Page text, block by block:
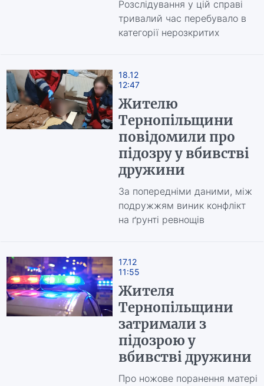
Розслідування у цій справі
тривалий час перебувало в
категорії нерозкритих
18.12
12:47
Жителю
Тернопільщини
повідомили про
підозру у вбивстві
дружини
За попередніми даними, між
подружжям виник конфлікт
на ґрунті ревнощів
17.12
11:55
Жителя
Тернопільщини
затримали з
підозрою у
вбивстві дружини
Про ножове поранення матері